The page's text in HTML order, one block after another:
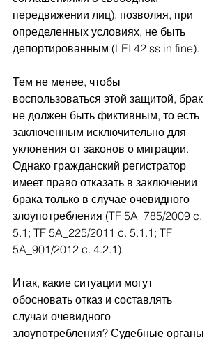
передвижении лиц), позволяя, при
определенных условиях, не быть
депортированным (LEI 42 ss in fine).
Тем не менее, чтобы
воспользоваться этой защитой, брак
не должен быть фиктивным, то есть
заключенным исключительно для
уклонения от законов о миграции.
Однако гражданский регистратор
имеет право отказать в заключении
брака только в случае очевидного
злоупотребления (TF 5A_785/2009 c.
5.1; TF 5A_225/2011 c. 5.1.1; TF
5A_901/2012 c. 4.2.1).
Итак, какие ситуации могут
обосновать отказ и составлять
случаи очевидного
злоупотребления? Судебные органы